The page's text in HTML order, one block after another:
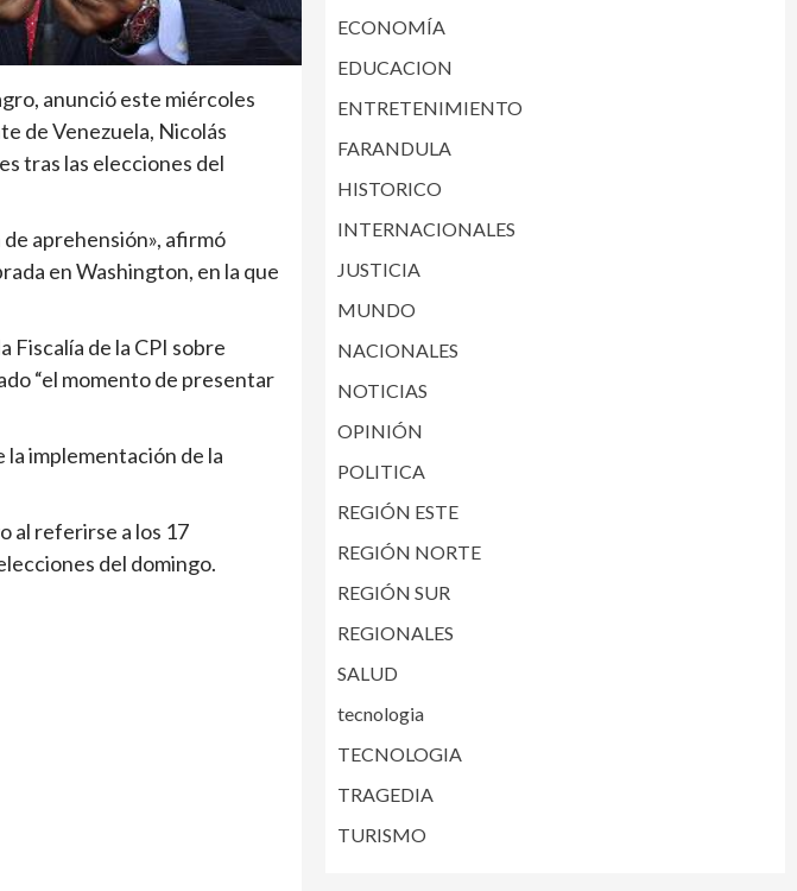
anunció este miércoles
de Venezuela, Nicolás
tras las elecciones del
aprehensión», afirmó
en Washington, en la que
Fiscalía de la CPI sobre
“el momento de presentar
implementación de la
al referirse a los 17
del domingo.
ECONOMÍA
EDUCACION
ENTRETENIMIENTO
FARANDULA
HISTORICO
INTERNACIONALES
JUSTICIA
MUNDO
NACIONALES
NOTICIAS
OPINIÓN
POLITICA
REGIÓN ESTE
REGIÓN NORTE
REGIÓN SUR
REGIONALES
SALUD
tecnologia
TECNOLOGIA
TRAGEDIA
TURISMO